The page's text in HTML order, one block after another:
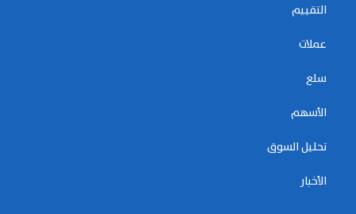
التقييم
عملات
سلع
الأسهم
تحليل السوق
الأخبار